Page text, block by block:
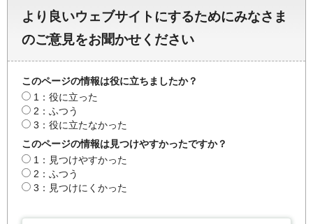
より良いウェブサイトにするためにみなさま
のご意見をお聞かせください
このページの情報は役に立ちましたか？
1：役に立った
2：ふつう
3：役に立たなかった
このページの情報は見つけやすかったですか？
1：見つけやすかった
2：ふつう
3：見つけにくかった